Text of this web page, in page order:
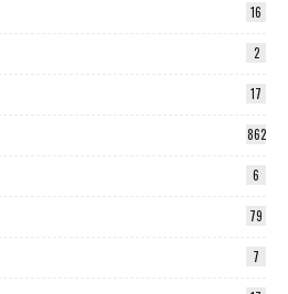
16
2
17
862
6
79
7